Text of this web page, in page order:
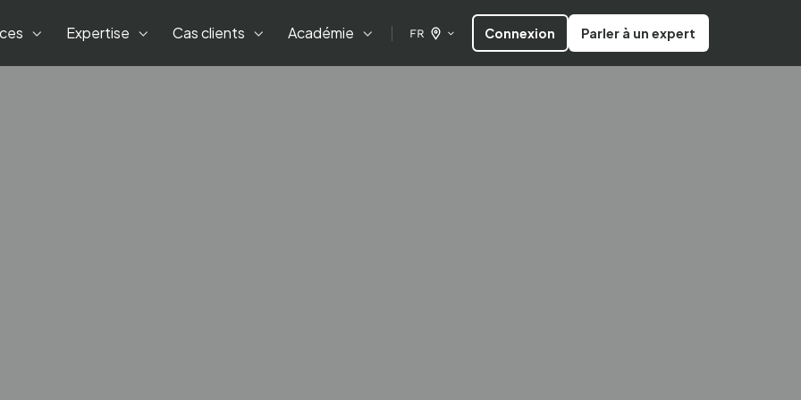
Expertise Cas clients Académie FR Connexion Parler à un expert